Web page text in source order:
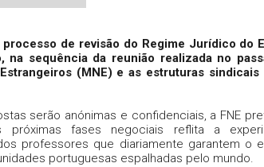
de revisão do Regime Jurídico do
na sequência da reunião realizada no
(MNE) e as estruturas sindicais
serão anónimas e confidenciais, a FNE
próximas fases negociais reflita a
professores que diariamente garantem o
portuguesas espalhadas pelo mundo.